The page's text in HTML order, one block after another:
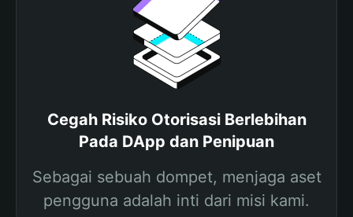
Cegah Risiko Otorisasi Berlebihan
Pada DApp dan Penipuan
Sebagai sebuah dompet, menjaga aset
pengguna adalah inti dari misi kami.